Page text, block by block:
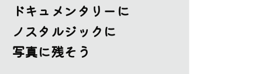
ドキュメンタリーに
ノスタルジックに
写真に残そう